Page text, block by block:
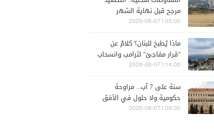
مرجح قبل نهاية الشهر
05:00 | 2026-08-07
ماذا يُطبخ للبنان؟ كلامٌ عن
"قرار مفاجئ" لترامب وانسحاب
إسرائيل
14:00 | 2026-08-07
سنة على 7 آب... مراوحة
حكومية ولا حلول في الأفق
المنظور
09:00 | 2026-08-07